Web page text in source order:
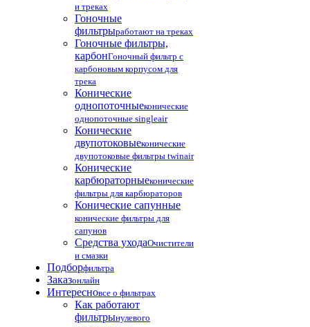
и треках
Гоночные
фильтрыработают на треках
Гоночные фильтры,
карбонГоночный фильтр с
карбоновым корпусом для
трека
Конические
однопоточныеконические
однопоточные singleair
Конические
двупотоковыеконические
двупотоковые фильтры twinair
Конические
карбюраторныеконические
фильтры для карбюраторов
Конические сапунные
конические фильтры для
сапунов
Средства уходаОчистители
и смазки
Подборфильтра
Заказонлайн
Интересновсе о фильтрах
Как работают
фильтрынулевого